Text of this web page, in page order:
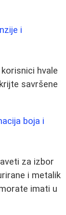
i
hvale
savršene
boja i
za izbor
i metalik
imati u